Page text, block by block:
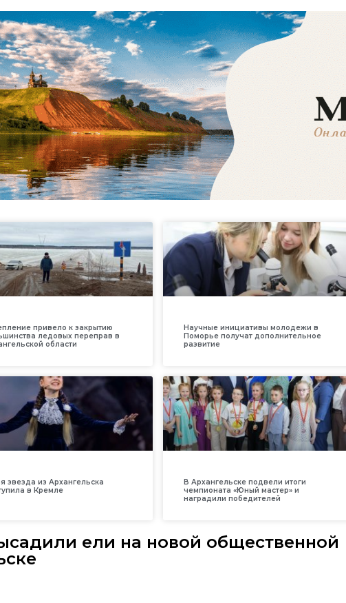
привело к закрытию
ледовых переправ в
области
Научные инициативы молодежи в
Поморье получат дополнительное
развитие
звезда из Архангельска
в Кремле
В Архангельске подвели итоги
чемпионата «Юный мастер» и
наградили победителей
ели на новой общественной